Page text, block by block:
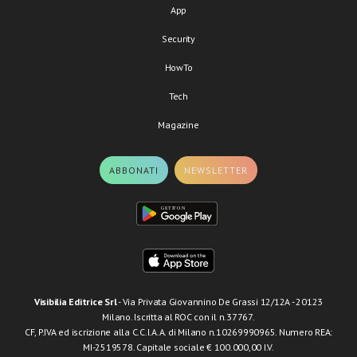
App
Security
HowTo
Tech
Magazine
ABBONATI NEWSLETTER
Visibilia Editrice Srl- Via Privata Giovannino De Grassi 12/12A - 20123
Milano. Iscritta al ROC con il n.37767.
CF, P.IVA ed iscrizione alla C.C.I.A.A. di Milano n.10269990965. Numero REA:
MI-2519578. Capitale sociale € 100.000,00 I.V.